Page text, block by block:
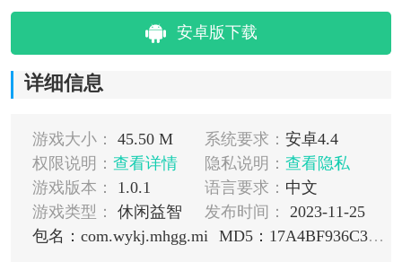
安卓版下载
详细信息
游戏大小： 45.50 M 系统要求： 安卓4.4
权限说明： 查看详情 隐私说明： 查看隐私
游戏版本：
1.0.1 语言要求： 中文
游戏类型：
休闲益智 发布时间：
2023-11-25
包名：com.wykj.mhgg.mi
MD5：17A4BF936C398EB8C06605754A3D77F4